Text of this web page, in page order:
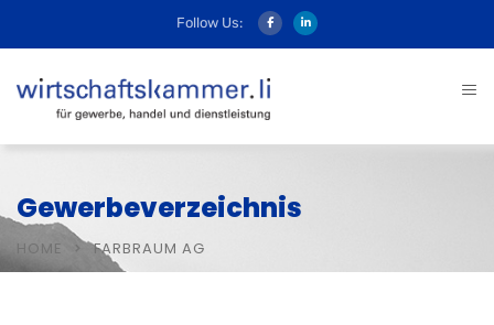
Follow Us:
Gewerbeverzeichnis
HOME FARBRAUM AG